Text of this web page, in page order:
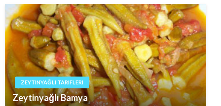
ZEYTINYAĞLI TARIFLERI
Zeytinyağlı Bamya